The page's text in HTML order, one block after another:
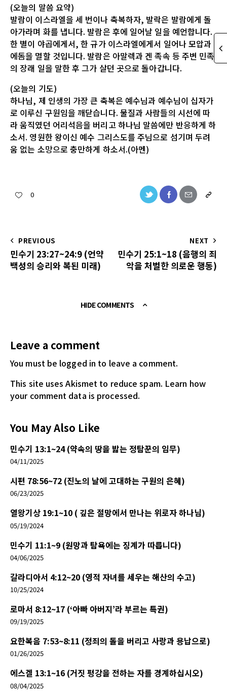
(오늘의 말씀 요약)
발람이 이스라엘을 세 번이나 축복하자, 발락은 발람에게 돌
아가라며 화를 냅니다. 발람은 후에 일어날 일을 예언합니다.
한 별이 야곱에게서, 한 규가 이스라엘에게서 일어나 모압과
에돔을 멸할 것입니다. 발람은 아말렉과 겐 족속 등 주변 민족
의 장래 일을 말한 후 그가 살던 곳으로 돌아갑니다.
(오늘의 기도)
하나님, 제 인생의 가장 큰 축복은 예수님과 예수님이 십자가
로 이루신 구원임을 깨닫습니다. 물질과 사람들의 시선에 따
라 움직였던 어리석음을 버리고 하나님 말씀에만 반응하게 하
소서. 영원한 왕이신 예수 그리스도를 주님으로 섬기며 두려
움 없는 소망으로 충만하게 하소서.(아멘)
0
PREVIOUS
민수기 23:27~24:9 (언약
백성의 승리와 복된 미래)
NEXT
민수기 25:1~18 (음행의 죄
악을 처벌한 의로운 행동)
HIDE COMMENTS
Leave a comment
You must be logged in to leave a comment.
This site uses Akismet to reduce spam. Learn how
your comment data is processed.
You May Also Like
민수기 13:1~24 (약속의 땅을 밟는 정탐꾼의 임무)
04/11/2025
시편 78:56~72 (진노의 날에 고대하는 구원의 은혜)
06/23/2025
열왕기상 19:1~10 ( 깊은 절망에서 만나는 위로자 하나님)
05/19/2024
민수기 11:1~9 (원망과 탐욕에는 징계가 따릅니다)
04/06/2025
갈라디아서 4:12~20 (영적 자녀를 세우는 해산의 수고)
10/25/2024
로마서 8:12~17 (‘아빠 아버지’라 부르는 특권)
09/19/2025
요한복음 7:53~8:11 (정죄의 돌을 버리고 사랑과 용납으로)
01/26/2025
에스겔 13:1~16 (거짓 평강을 전하는 자를 경계하십시오)
08/04/2025